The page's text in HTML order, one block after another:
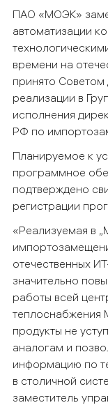
ПАО «МОЭК»
автоматизации
времени на
принято
реализации в
исполнения
РФ по
Планируемое к
программное
подтверждено
регистрации
«Реализуемая в
отечественных
значительно
работы всей
теплоснабжения
продукты не
аналогам и
информацию по
в столичной
заместитель